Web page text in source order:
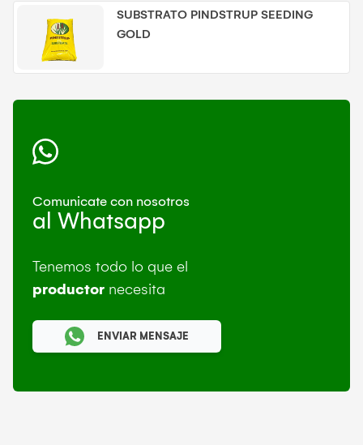
SUBSTRATO PINDSTRUP SEEDING
GOLD
Comunicate con nosotros
al Whatsapp
Tenemos todo lo que el
productor necesita
ENVIAR MENSAJE